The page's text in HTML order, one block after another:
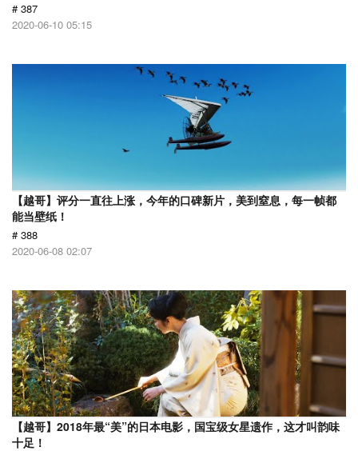
# 387
2020-06-10 05:15
【越哥】评分一直往上涨，今年的口碑新片，美到窒息，每一帧都
能当壁纸！
# 388
2020-06-08 02:07
【越哥】2018年最“美”的日本电影，国宝级女星遗作，这才叫韵味
十足！